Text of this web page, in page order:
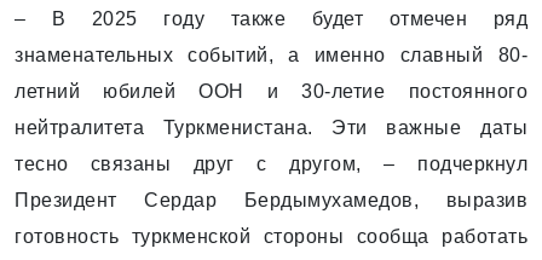
– В 2025 году также будет отмечен ряд
знаменательных событий, а именно славный 80-
летний юбилей ООН и 30-летие постоянного
нейтралитета Туркменистана. Эти важные даты
тесно связаны друг с другом, – подчеркнул
Президент Сердар Бердымухамедов, выразив
готовность туркменской стороны сообща работать